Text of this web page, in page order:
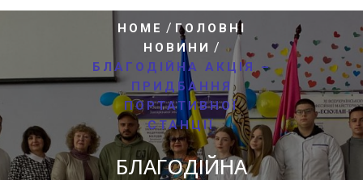
HOME / ГОЛОВНІ
НОВИНИ /
БЛАГОДІЙНА АКЦІЯ –
ПРИДБАННЯ
ПОРТАТИВНОЇ
СТАНЦІЇ
БЛАГОДІЙНА